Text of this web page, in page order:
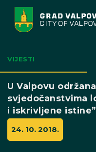
VIJESTI
U Valpovu
svjedočanstvima
i iskrivljene istine”
24. 10. 2018.